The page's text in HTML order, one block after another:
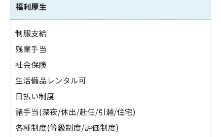
福利厚生
制服支給
残業手当
社会保険
生活備品レンタル可
日払い制度
諸手当(深夜/休出/赴任/引越/住宅)
各種制度(等級制度/評価制度)